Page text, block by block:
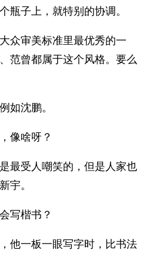
瓶子上，就特别的协调。
众审美标准里最优秀的一
范曾都属于这个风格。要么
如沈鹏。
像啥呀？
最受人嘲笑的，但是人家也
宇。
写楷书？
他一板一眼写字时，比书法